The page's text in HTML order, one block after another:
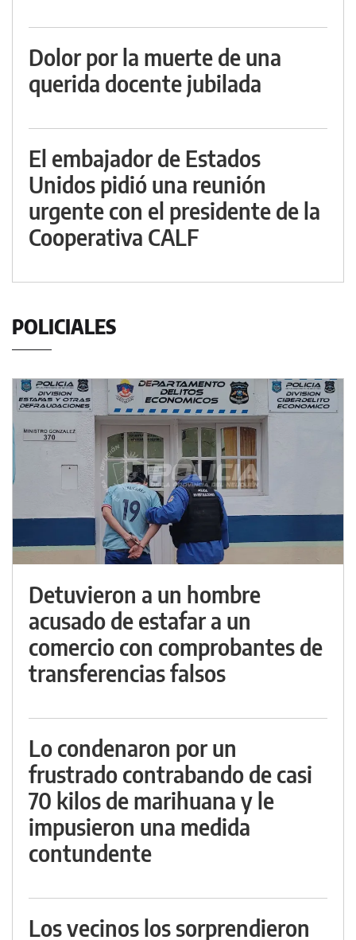
Dolor por la muerte de una
querida docente jubilada
El embajador de Estados
Unidos pidió una reunión
urgente con el presidente de la
Cooperativa CALF
POLICIALES
Detuvieron a un hombre
acusado de estafar a un
comercio con comprobantes de
transferencias falsos
Lo condenaron por un
frustrado contrabando de casi
70 kilos de marihuana y le
impusieron una medida
contundente
Los vecinos los sorprendieron